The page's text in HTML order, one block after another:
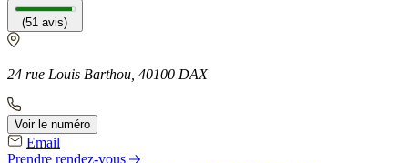
(51 avis)
24 rue Louis Barthou, 40100 DAX
Voir le numéro
Email
Prendre rendez-vous